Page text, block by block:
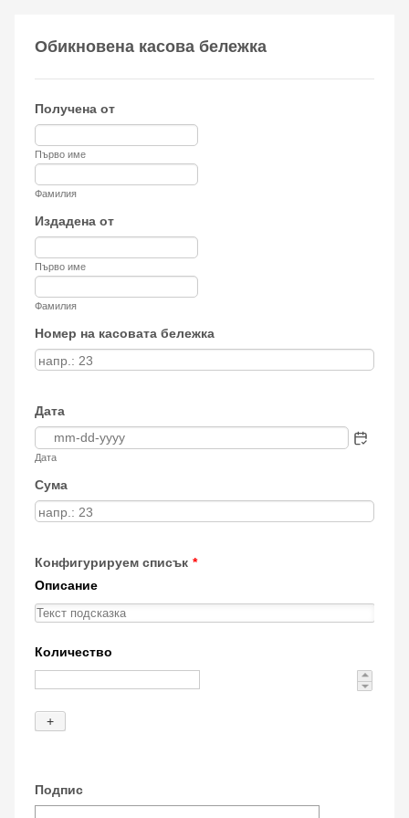
Обикновена касова бележка
Полученa от
Първо име
Фамилия
Издадена от
Първо име
Фамилия
Номер на касовата бележка
Дата
Дата
Сума
Конфигурируем списък *
Подпис